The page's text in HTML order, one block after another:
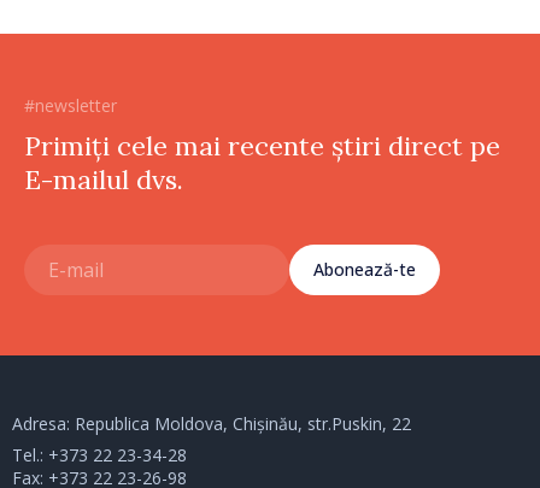
#newsletter
Primiți cele mai recente știri direct pe
E-mailul dvs.
Abonează-te
Adresa: Republica Moldova, Chișinău, str.Puskin, 22
Tel.: +373 22 23-34-28
Fax: +373 22 23-26-98